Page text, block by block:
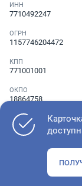
ИНН
7710492247
ОГРН
1157746204472
КПП
771001001
ОКПО
18864758
Телефон
Не указан
Как оценить